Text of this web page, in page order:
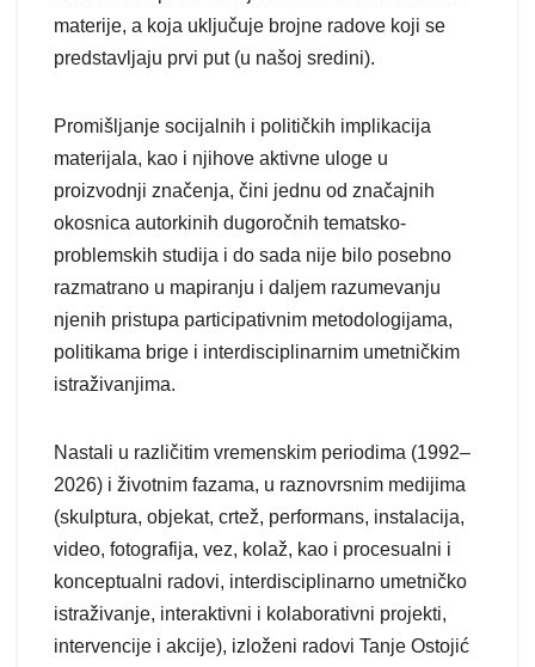
materije, a koja uključuje brojne radove koji se
predstavljaju prvi put (u našoj sredini).
Promišljanje socijalnih i političkih implikacija
materijala, kao i njihove aktivne uloge u
proizvodnji značenja, čini jednu od značajnih
okosnica autorkinih dugoročnih tematsko-
problemskih studija i do sada nije bilo posebno
razmatrano u mapiranju i daljem razumevanju
njenih pristupa participativnim metodologijama,
politikama brige i interdisciplinarnim umetničkim
istraživanjima.
Nastali u različitim vremenskim periodima (1992–
2026) i životnim fazama, u raznovrsnim medijima
(skulptura, objekat, crtež, performans, instalacija,
video, fotografija, vez, kolaž, kao i procesualni i
konceptualni radovi, interdisciplinarno umetničko
istraživanje, interaktivni i kolaborativni projekti,
intervencije i akcije), izloženi radovi Tanje Ostojić